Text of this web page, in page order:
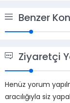
Benzer
Ziyaretçi
Henüz yorum
aracılığıyla siz